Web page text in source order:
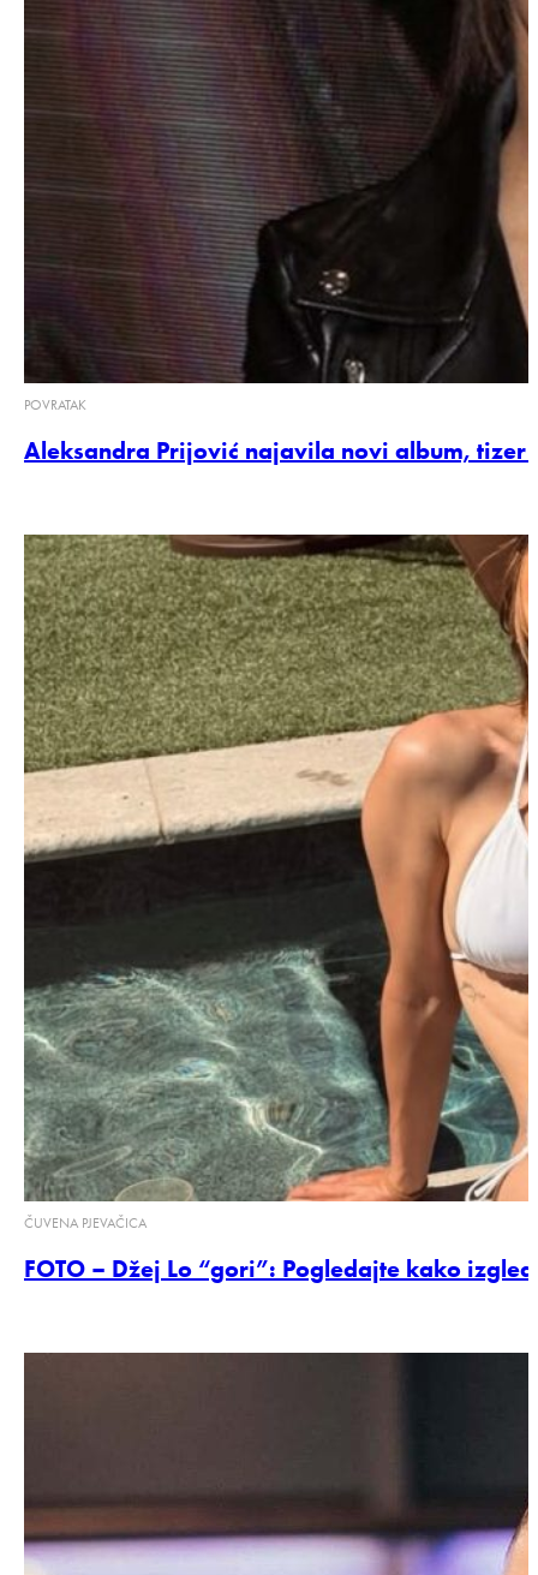
POVRATAK
Aleksandra Prijović najavila novi album, tizer
ČUVENA PJEVAČICA
FOTO – Džej Lo “gori”: Pogledajte kako